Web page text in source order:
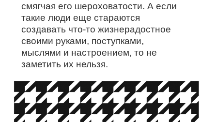
смягчая его шероховатости. А если
такие люди еще стараются
создавать что-то жизнерадостное
своими руками, поступками,
мыслями и настроением, то не
заметить их нельзя.